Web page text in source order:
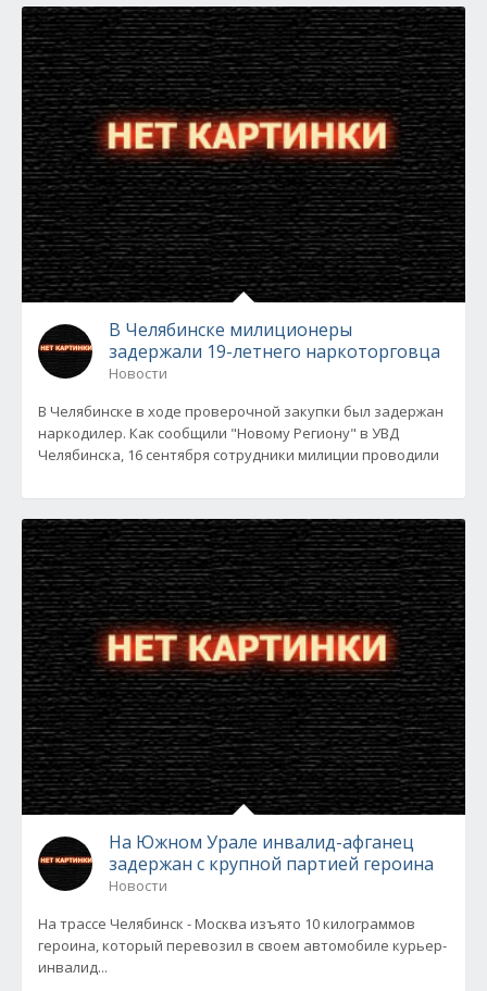
В Челябинске милиционеры
задержали 19-летнего наркоторговца
Новости
В Челябинске в ходе проверочной закупки был задержан
наркодилер. Как сообщили "Новому Региону" в УВД
Челябинска, 16 сентября сотрудники милиции проводили
На Южном Урале инвалид-афганец
задержан с крупной партией героина
Новости
На трассе Челябинск - Москва изъято 10 килограммов
героина, который перевозил в своем автомобиле курьер-
инвалид...